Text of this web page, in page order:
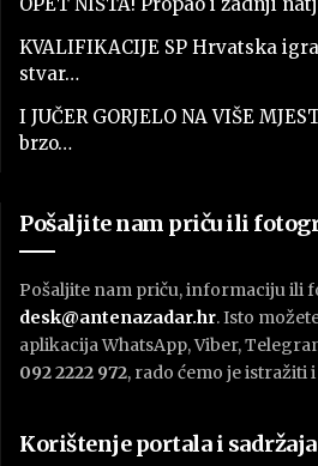
OPET NIŠTA! Propao i zadnji
KVALIFIKACIJE SP Hrvatska
stvar…
I JUČER GORJELO NA VIŠE
brzo…
Pošaljite nam priču ili
Pošaljite nam priču, informaciju ili
desk@antenazadar.hr. Isto
aplikacija WhatsApp, Viber,
092 2222 972, rado ćemo je istražiti
Korištenje portala i sadržaja